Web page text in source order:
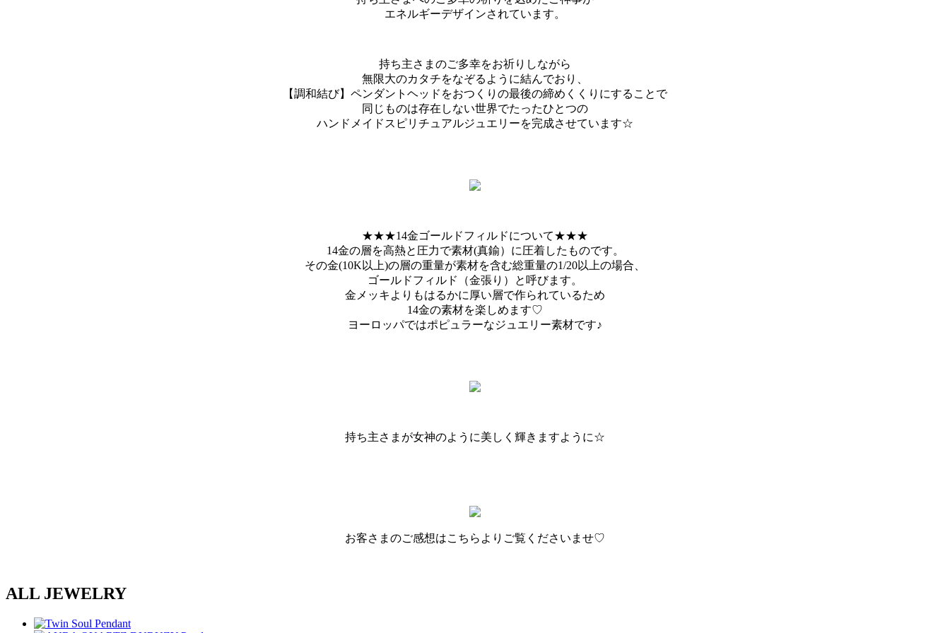
エネルギーデザインされています。
持ち主さまのご多幸をお祈りしながら
無限大のカタチをなぞるように結んでおり、
【調和結び】ペンダントヘッドをおつくりの最後の締めくくりにすることで
同じものは存在しない世界でたったひとつの
ハンドメイドスピリチュアルジュエリーを完成させています☆
★★★14金ゴールドフィルドについて★★★
14金の層を高熱と圧力で素材(真鍮）に圧着したものです。
その金(10K以上)の層の重量が素材を含む総重量の1/20以上の場合、
ゴールドフィルド（金張り）と呼びます。
金メッキよりもはるかに厚い層で作られているため
14金の素材を楽しめます♡
ヨーロッパではポピュラーなジュエリー素材です♪
持ち主さまが女神のように美しく輝きますように☆
お客さまのご感想はこちらよりご覧くださいませ♡
ALL JEWELRY